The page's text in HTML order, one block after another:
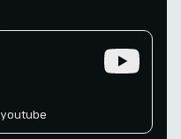
youtube